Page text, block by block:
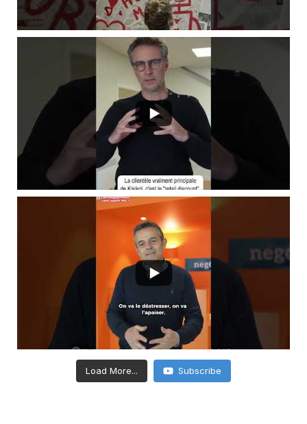
Load More... Subscribe